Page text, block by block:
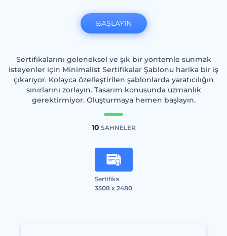
Sertifikalarını geleneksel ve şık bir yöntemle sunmak
isteyenler için Minimalist Sertifikalar Şablonu harika bir iş
çıkarıyor. Kolayca özelleştirilen şablonlarda yaratıcılığın
sınırlarını zorlayın. Tasarım konusunda uzmanlık
gerektirmiyor. Oluşturmaya hemen başlayın.
10 SAHNELER
Sertifika
3508 x 2480
BAŞLAYIN